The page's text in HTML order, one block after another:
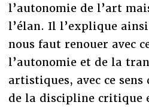
l’autonomie de l’art
l’élan. Il l’explique ainsi
nous faut renouer avec
l’autonomie et de la
artistiques, avec ce
de la discipline critique